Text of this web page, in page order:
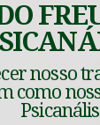
nosso
como